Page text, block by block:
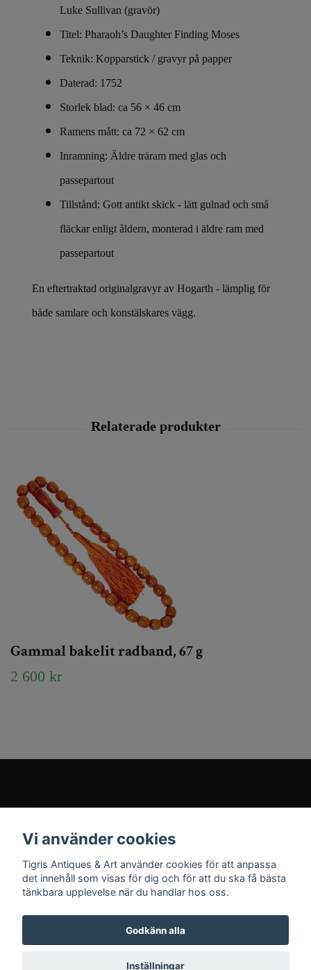
Luke Sullivan (gravör)
Titel: Pharaoh’s Daughter Finding Moses
Teknik: Kopparstick / gravyr på papper
Daterad: 1752
Storlek blad: ca 56 × 46 cm
Ramens mått: ca 72 × 62 cm
Inramning: Äldre träram med glas och
passepartout
Tillstånd: Gott antikt skick - lätt gulnad och små
fläckar enligt åldern, monterad i äldre ram med
passepartout
En eftertraktad originalgravyr av Hogarth - lämplig för
både samlare och konstälskares vägg.
Gammal bakelit radband, 67 g
2 600 kr
Sociala medier
© 2026 Tigris Antiques & Art
Vi använder cookies
Tigris Antiques & Art använder cookies för att anpassa
det innehåll som visas för dig och för att du ska få bästa
tänkbara upplevelse när du handlar hos oss.
Godkänn alla
Inställningar